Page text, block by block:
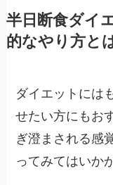
半日断食ダイ
的なやり方と
ダイエットには
せたい方にもお
ぎ澄まされる感
ってみてはいか